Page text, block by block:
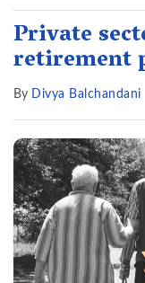
Private
retirement
By Divya Balchandani